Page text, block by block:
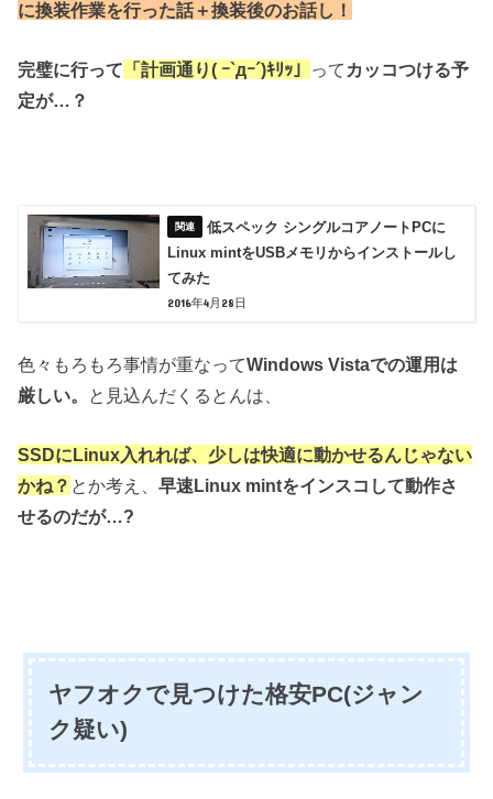
に換装作業を行った話＋換装後のお話し！
完璧に行って 「計画通り( ｰ`дｰ´)ｷﾘｯ」 って カッコつける予
定が…？
低スペック シングルコアノートPCに
Linux mintをUSBメモリからインストールし
てみた
2016年4月28日
色々もろもろ事情が重なってWindows Vistaでの運用は
厳しい。 と見込んだくるとんは、
SSDにLinux入れれば、少しは快適に動かせるんじゃない
かね？ とか考え、早速Linux mintをインスコして動作さ
せるのだが…?
ヤフオクで見つけた格安PC(ジャン
ク疑い)